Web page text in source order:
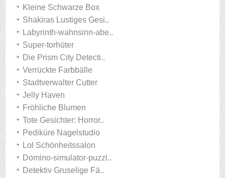
Kleine Schwarze Box
Shakiras Lustiges Gesi..
Labyrinth-wahnsinn-abe..
Super-torhüter
Die Prism City Detecti..
Verrückte Farbbälle
Stadtverwalter Cutter
Jelly Haven
Fröhliche Blumen
Tote Gesichter: Horror..
Pediküre Nagelstudio
Lol Schönheitssalon
Domino-simulator-puzzl..
Detektiv Gruselige Fä..